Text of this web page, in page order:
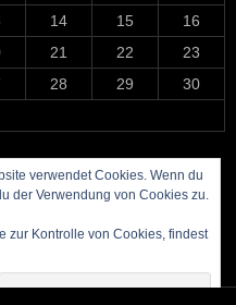
14 15
16
21 22
23
28 29
30
verwendet Cookies. Wenn du
der Verwendung von Cookies zu.
zur Kontrolle von Cookies, findest